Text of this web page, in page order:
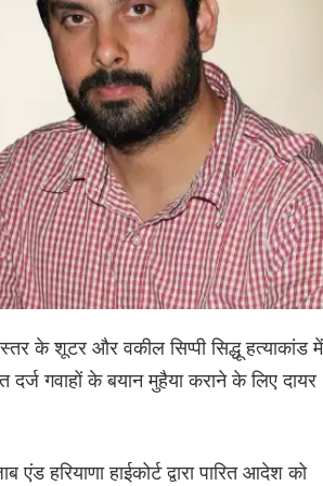
स्तर के शूटर और वकील सिप्पी सिद्धू हत्याकांड में
दर्ज गवाहों के बयान मुहैया कराने के लिए दायर
हरियाणा हाईकोर्ट द्वारा पारित आदेश को